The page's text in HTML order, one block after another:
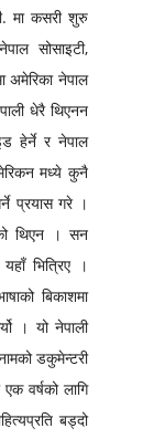
मा कसरी शुरु
सोसाइटी,
अमेरिका नेपाल
धेरै थिएनन
हेर्ने र नेपाल
मध्ये कुनै
प्रयास गरे ।
थिएन । सन
भित्रिए ।
बिकाशमा
। यो नेपाली
डकुमेन्टरी
वर्षको लागि
बड्दो